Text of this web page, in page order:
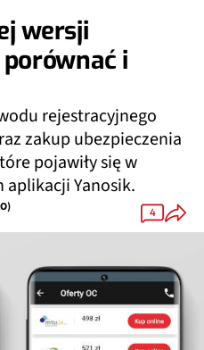
wersji
i
rejestracyjnego
zakup ubezpieczenia
pojawiły się w
Yanosik.
4